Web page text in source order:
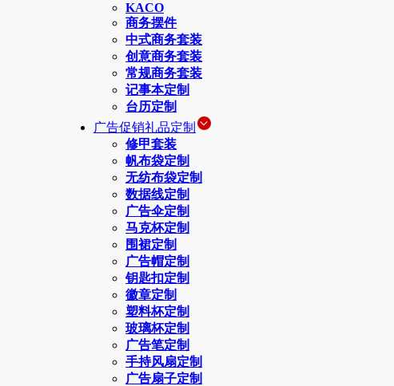
KACO
商务摆件
中式商务套装
创意商务套装
常规商务套装
记事本定制
台历定制
广告促销礼品定制
修甲套装
帆布袋定制
无纺布袋定制
数据线定制
广告伞定制
马克杯定制
围裙定制
广告帽定制
钥匙扣定制
徽章定制
塑料杯定制
玻璃杯定制
广告笔定制
手持风扇定制
广告扇子定制